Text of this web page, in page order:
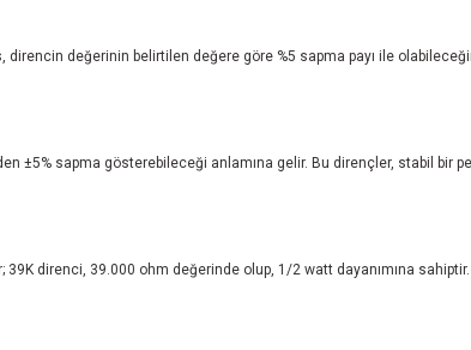
değerinin belirtilen değere göre %5 sapma payı ile
±5% sapma gösterebileceği anlamına gelir. Bu dirençler, stabil bir
direnci, 39.000 ohm değerinde olup, 1/2 watt dayanımına